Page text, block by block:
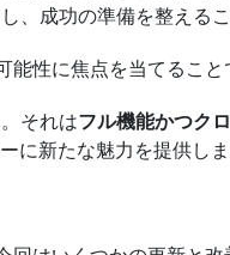
成功の準備を整えるこ
性に焦点を当てること
それはフル機能かつク
に新たな魅力を提供しま